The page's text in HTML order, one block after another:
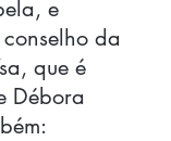
e
da
que é
Débora